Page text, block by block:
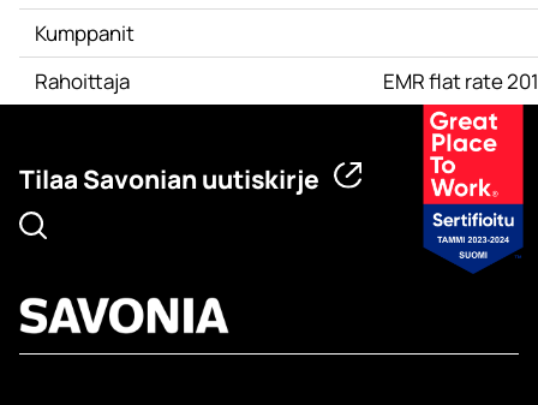
Kumppanit
Rahoittaja
EMR flat rate
Tilaa Savonian uutiskirje